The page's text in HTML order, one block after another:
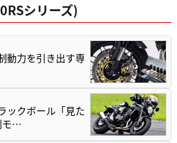
シリーズ)
動力を引き出す専
ックボール「見た
モ…